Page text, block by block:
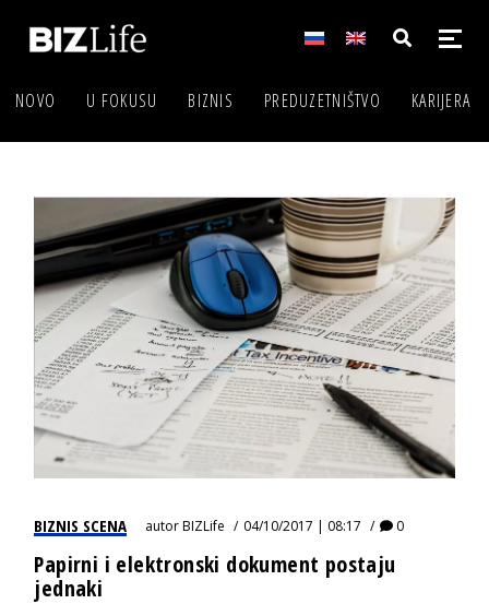
NOVO U FOKUSU BIZNIS PREDUZETNIŠTVO KARIJERA
BIZNIS SCENA autorBIZLife 04/10/2017 | 08:17 0
Papirni i elektronski dokument postaju
jednaki